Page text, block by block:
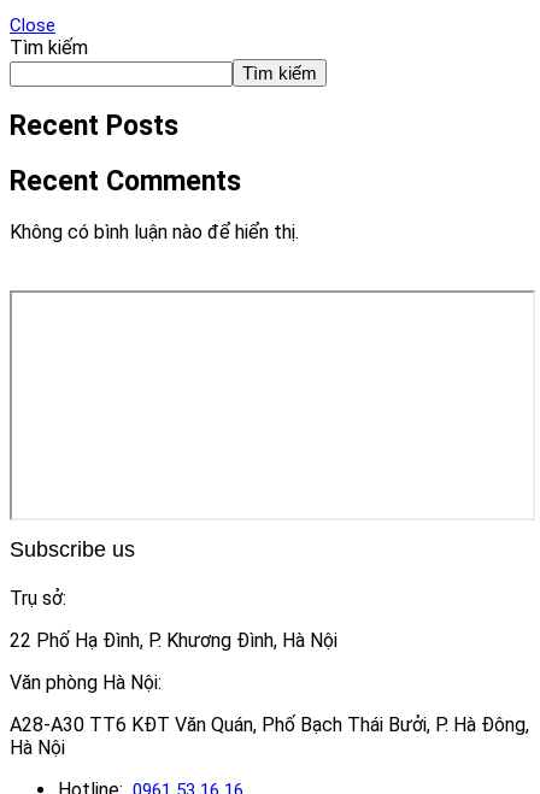
Close
Tìm kiếm
Tìm kiếm
Recent Posts
Recent Comments
Không có bình luận nào để hiển thị.
Subscribe us
Trụ sở:
22 Phố Hạ Đình, P. Khương Đình, Hà Nội
Văn phòng Hà Nội:
A28-A30 TT6 KĐT Văn Quán, Phố Bạch Thái Bưởi, P. Hà Đông,
Hà Nội